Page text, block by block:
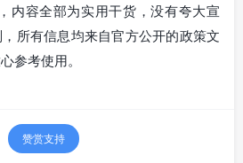
内容全部为实用干货，没有夸大宣
所有信息均来自官方公开的政策文
参考使用。
赞赏支持